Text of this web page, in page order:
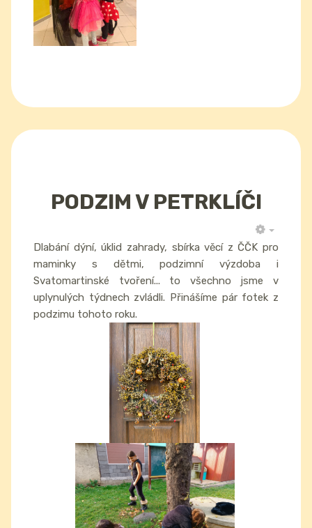
PODZIM V PETRKLÍČI
Dlabání dýní, úklid zahrady, sbírka věcí z ČČK pro
maminky s dětmi, podzimní výzdoba i
Svatomartinské tvoření... to všechno jsme v
uplynulých týdnech zvládli. Přinášíme pár fotek z
podzimu tohoto roku.